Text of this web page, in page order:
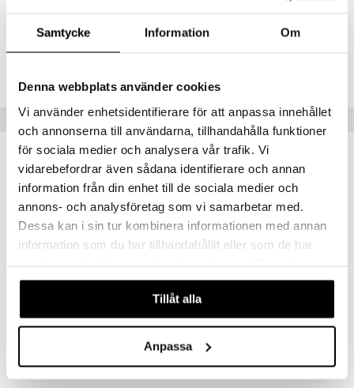
Samtycke Information Om
Denna webbplats använder cookies
Vi använder enhetsidentifierare för att anpassa innehållet
och annonserna till användarna, tillhandahålla funktioner
för sociala medier och analysera vår trafik. Vi
vidarebefordrar även sådana identifierare och annan
information från din enhet till de sociala medier och
annons- och analysföretag som vi samarbetar med.
Dessa kan i sin tur kombinera informationen med annan
information som du har tillhandahållit eller som de har
våra cookies vid fortsatt användande av vår webbplats.
Tillåt alla
Anpassa
Tuotenumero
Vinkkejä sinulle
Casall Wrist Weight 2x1kg
35,91 €
Yoga Mat Position 4mm
49 €